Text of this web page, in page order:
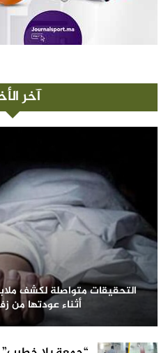
آخر
التحقيقات متواصلة لكشف
أثناء عودتها من